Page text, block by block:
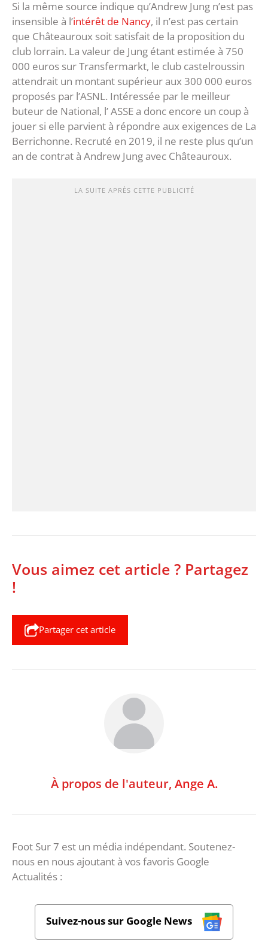
Si la même source indique qu’Andrew Jung n’est pas
insensible à l’intérêt de Nancy, il n’est pas certain
que Châteauroux soit satisfait de la proposition du
club lorrain. La valeur de Jung étant estimée à 750
000 euros sur Transfermarkt, le club castelroussin
attendrait un montant supérieur aux 300 000 euros
proposés par l’ASNL. Intéressée par le meilleur
buteur de National, l’ ASSE a donc encore un coup à
jouer si elle parvient à répondre aux exigences de La
Berrichonne. Recruté en 2019, il ne reste plus qu’un
an de contrat à Andrew Jung avec Châteauroux.
LA SUITE APRÈS CETTE PUBLICITÉ
Vous aimez cet article ? Partagez
!
Partager cet article
À propos de l'auteur, Ange A.
Foot Sur 7 est un média indépendant. Soutenez-
nous en nous ajoutant à vos favoris Google
Actualités :
Suivez-nous sur Google News